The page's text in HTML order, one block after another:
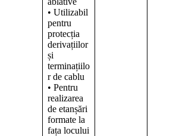
• Utilizabil
pentru
protecția
derivațiilor
și
terminațiilo
r de cablu
• Pentru
realizarea
de etanșări
formate la
fața locului